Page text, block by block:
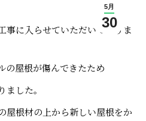
5月
30
事に入らせていただいておりま
の屋根が傷んできたため
した。
屋根材の上から新しい屋根をか